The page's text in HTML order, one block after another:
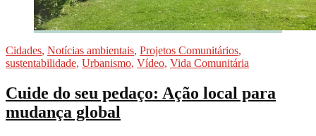
Cidades, Notícias ambientais, Projetos Comunitários,
sustentabilidade, Urbanismo, Vídeo, Vida Comunitária
Cuide do seu pedaço: Ação local para
mudança global